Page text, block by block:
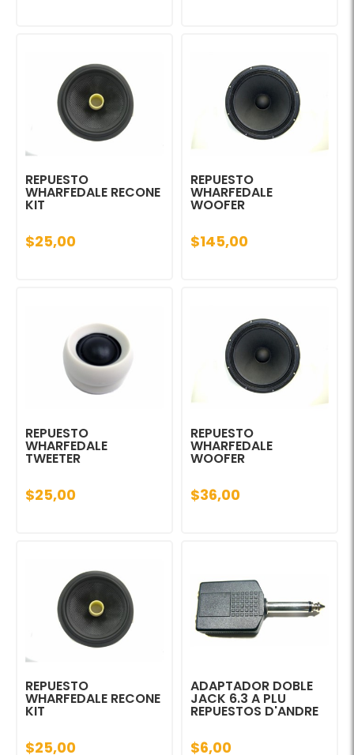
REPUESTO
WHARFEDALE RECONE
KIT
$25,00
REPUESTO
WHARFEDALE
WOOFER
$145,00
REPUESTO
WHARFEDALE
TWEETER
$25,00
REPUESTO
WHARFEDALE
WOOFER
$36,00
REPUESTO
WHARFEDALE RECONE
KIT
$25,00
ADAPTADOR DOBLE
JACK 6.3 A PLU
REPUESTOS D'ANDRE
$6,00